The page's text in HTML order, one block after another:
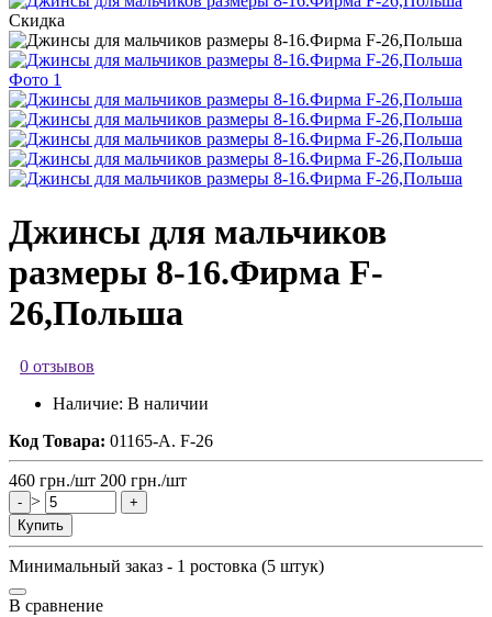
Скидка
Джинсы для мальчиков
размеры 8-16.Фирма F-
26,Польша
0 отзывов
Наличие: В наличии
Код Товара: 01165-A. F-26
460 грн./шт 200 грн./шт
- >
+
Купить
Минимальный заказ - 1 ростовка (5 штук)
В сравнение